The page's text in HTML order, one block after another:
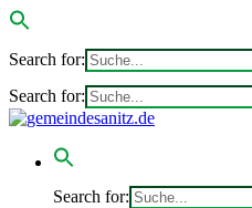
Search for:
Search for:
Search for: